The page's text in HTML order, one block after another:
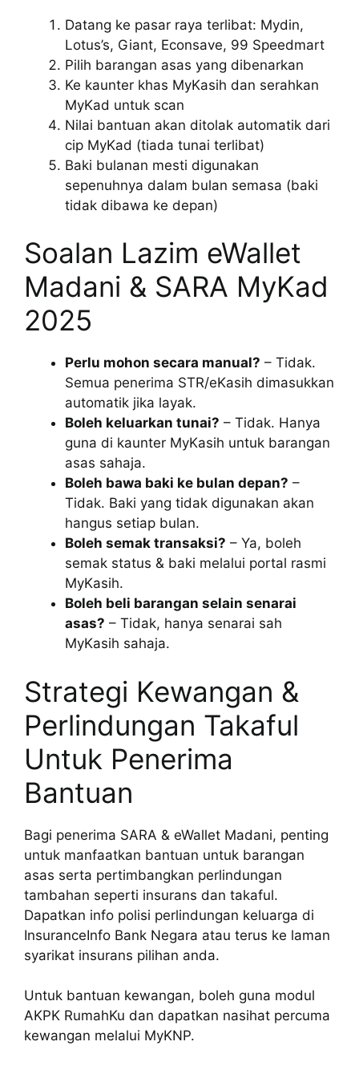
Datang ke pasar raya terlibat: Mydin,
Lotus’s, Giant, Econsave, 99 Speedmart
Pilih barangan asas yang dibenarkan
Ke kaunter khas MyKasih dan serahkan
MyKad untuk scan
Nilai bantuan akan ditolak automatik dari
cip MyKad (tiada tunai terlibat)
Baki bulanan mesti digunakan
sepenuhnya dalam bulan semasa (baki
tidak dibawa ke depan)
Soalan Lazim eWallet
Madani & SARA MyKad
2025
Perlu mohon secara manual? – Tidak.
Semua penerima STR/eKasih dimasukkan
automatik jika layak.
Boleh keluarkan tunai? – Tidak. Hanya
guna di kaunter MyKasih untuk barangan
asas sahaja.
Boleh bawa baki ke bulan depan? –
Tidak. Baki yang tidak digunakan akan
hangus setiap bulan.
Boleh semak transaksi? – Ya, boleh
semak status & baki melalui portal rasmi
MyKasih.
Boleh beli barangan selain senarai
asas? – Tidak, hanya senarai sah
MyKasih sahaja.
Strategi Kewangan &
Perlindungan Takaful
Untuk Penerima
Bantuan
Bagi penerima SARA & eWallet Madani, penting
untuk manfaatkan bantuan untuk barangan
asas serta pertimbangkan perlindungan
tambahan seperti insurans dan takaful.
Dapatkan info polisi perlindungan keluarga di
InsuranceInfo Bank Negara atau terus ke laman
syarikat insurans pilihan anda.
Untuk bantuan kewangan, boleh guna modul
AKPK RumahKu dan dapatkan nasihat percuma
kewangan melalui MyKNP.